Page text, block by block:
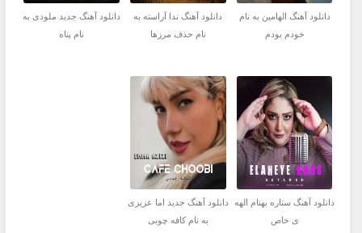
دانلود آهنگ الهامین به نام
خودم بودم
دانلود آهنگ ندا آراسته به
نام حذف مرزها
دانلود آهنگ جديد ملودی به
نام پناه
دانلود آهنگ ستاره بهنام الهه
ی خاص
دانلود آهنگ جديد اما عزیزی
به نام کافه چوبی